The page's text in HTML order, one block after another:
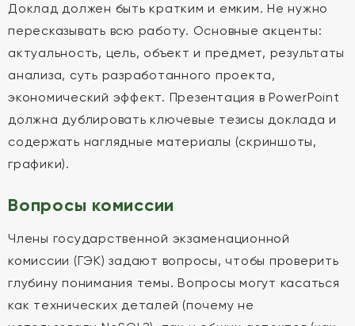
Доклад должен быть кратким и емким. Не нужно
пересказывать всю работу. Основные акценты:
актуальность, цель, объект и предмет, результаты
анализа, суть разработанного проекта,
экономический эффект. Презентация в PowerPoint
должна дублировать ключевые тезисы доклада и
содержать наглядные материалы (скриншоты,
графики).
Вопросы комиссии
Члены государственной экзаменационной
комиссии (ГЭК) задают вопросы, чтобы проверить
глубину понимания темы. Вопросы могут касаться
как технических деталей (почему не